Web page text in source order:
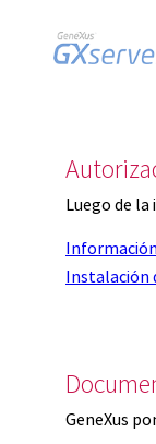
Luego de
Instalación
GeneXus